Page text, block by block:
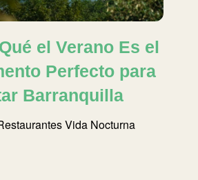
el Verano Es el
Perfecto para
Barranquilla
Vida Nocturna